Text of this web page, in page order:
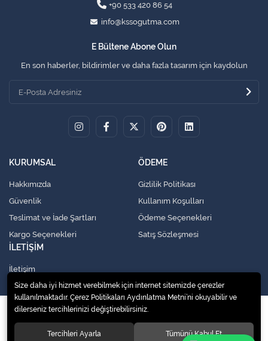
+90 533 420 86 54
info@kssogutma.com
E Bültene Abone Olun
En son haberler, bildirimler ve daha fazla tasarım için kaydolun
KURUMSAL
Hakkımızda
Güvenlik
Teslimat ve İade Şartları
Kargo Seçenekleri
ÖDEME
Gizlilik Politikası
Kullanım Koşulları
Ödeme Seçenekleri
Satış Sözleşmesi
İLETİŞİM
İletişim
© 2020Küresel Soğutma Sistemleri Yedek Parça San. Ve Tic. Ltd. Şti.
Size daha iyi hizmet verebilmek için internet sitemizde çerezler
kullanılmaktadır. Çerez Politikaları Aydınlatma Metni’ni okuyabilir ve
dilerseniz tercihlerinizi değiştirebilirsiniz.
Tercihleri Ayarla Tümünü Kabul Et